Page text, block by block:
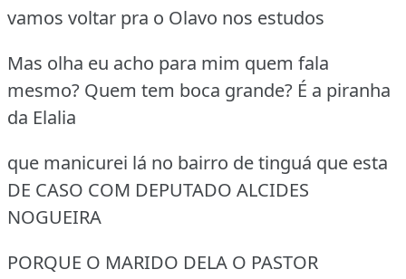
vamos voltar pra o Olavo nos estudos
Mas olha eu acho para mim quem fala
mesmo? Quem tem boca grande? É a piranha
da Elalia
que manicurei lá no bairro de tinguá que esta
DE CASO COM DEPUTADO ALCIDES
NOGUEIRA
PORQUE O MARIDO DELA O PASTOR